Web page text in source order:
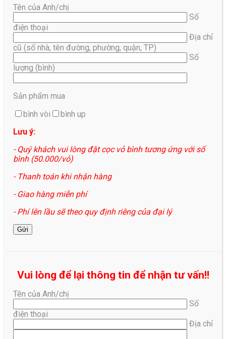
Tên của Anh/chị
Số
điện thoại
Địa chỉ
cũ (số nhà, tên đường, phường, quận, TP)
Số
lượng (bình)
Sản phẩm mua
bình vòi
bình up
Lưu ý:
- Quý khách vui lòng đặt cọc vỏ bình tương ứng với số
bình (50.000/vỏ)
- Thanh toán khi nhận hàng
- Giao hàng miễn phí
- Phí lên lầu sẽ theo quy định riêng của đại lý
Vui lòng để lại thông tin để nhận tư vấn!!
Tên của Anh/chị
Số
điện thoại
Địa chỉ